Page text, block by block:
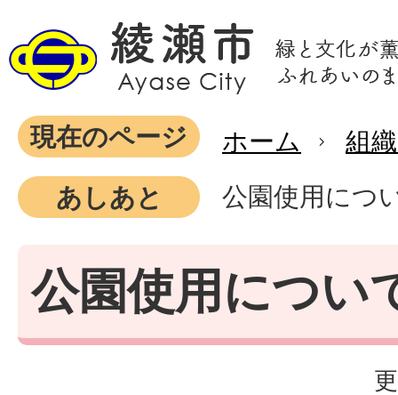
現在のページ ホーム
組
あしあと
公園使用につ
公園使用につい